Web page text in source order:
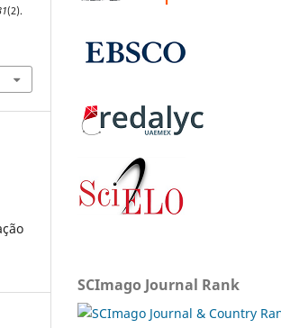
(2).
SCImago Journal Rank